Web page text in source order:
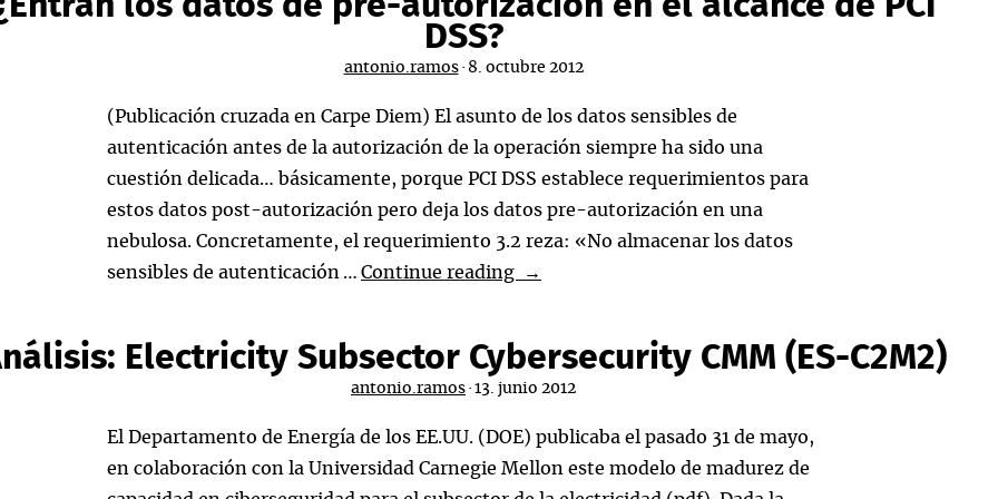
Industria
de
Tarjetas
Pago
(PCIP)
DSS?
antonio.ramos · 8. octubre 2012
(Publicación cruzada en Carpe Diem) El asunto de los datos sensibles de
autenticación antes de la autorización de la operación siempre ha sido una
cuestión delicada… básicamente, porque PCI DSS establece requerimientos para
estos datos post-autorización pero deja los datos pre-autorización en una
nebulosa. Concretamente, el requerimiento 3.2 reza: «No almacenar los datos
sensibles de autenticación … Continue reading
¿Entran
de
pre-
autorización
en
el
→
Electricity Subsector Cybersecurity CMM (ES-C2M2)
antonio.ramos · 13. junio 2012
El Departamento de Energía de los EE.UU. (DOE) publicaba el pasado 31 de mayo,
en colaboración con la Universidad Carnegie Mellon este modelo de madurez de